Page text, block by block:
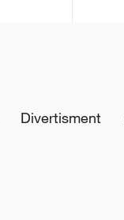
Divertisment